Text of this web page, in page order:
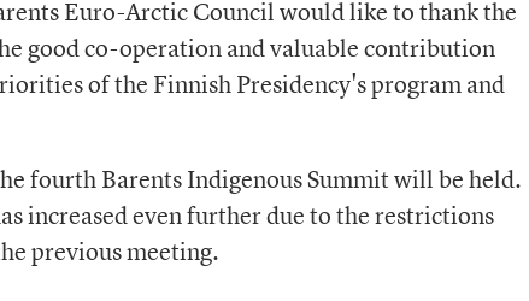
Euro-Arctic Council would like to thank the
good co-operation and valuable contribution
of the Finnish Presidency's program and
fourth Barents Indigenous Summit will be held.
increased even further due to the restrictions
previous meeting.